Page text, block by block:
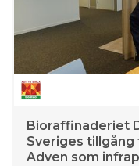
Bioraffinaderiet
Sveriges
Adven som